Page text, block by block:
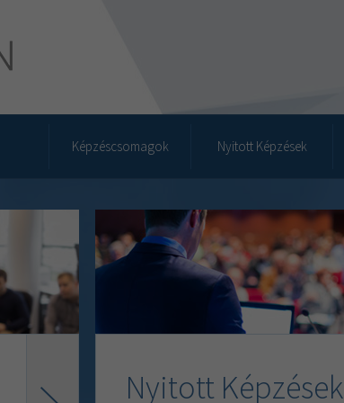
Képzéscsomagok Nyitott Képzések
Nyitott Képzések